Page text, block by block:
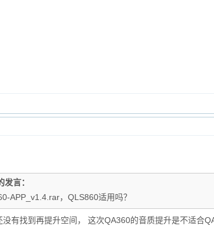
言：
APP_v1.4.rar，QLS860适用吗？
有找到再提升空间， 这次QA360的音质提升是不适合